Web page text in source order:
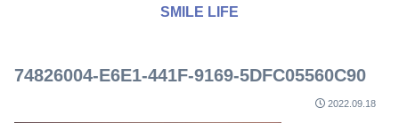
SMILE LIFE
74826004-E6E1-441F-9169-5DFC05560C90
2022.09.18